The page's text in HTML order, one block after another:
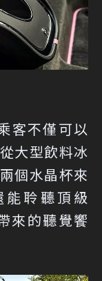
客不僅可以
大型飲料冰
個水晶杯來
聆聽頂級
來的聽覺饗